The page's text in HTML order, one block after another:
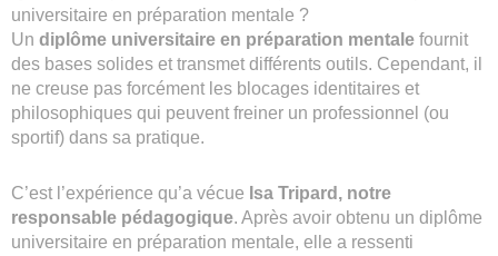
universitaire en préparation mentale ?
Un diplôme universitaire en préparation mentale fournit
des bases solides et transmet différents outils. Cependant, il
ne creuse pas forcément les blocages identitaires et
philosophiques qui peuvent freiner un professionnel (ou
sportif) dans sa pratique.
C’est l’expérience qu’a vécue Isa Tripard, notre
responsable pédagogique. Après avoir obtenu un diplôme
universitaire en préparation mentale, elle a ressenti